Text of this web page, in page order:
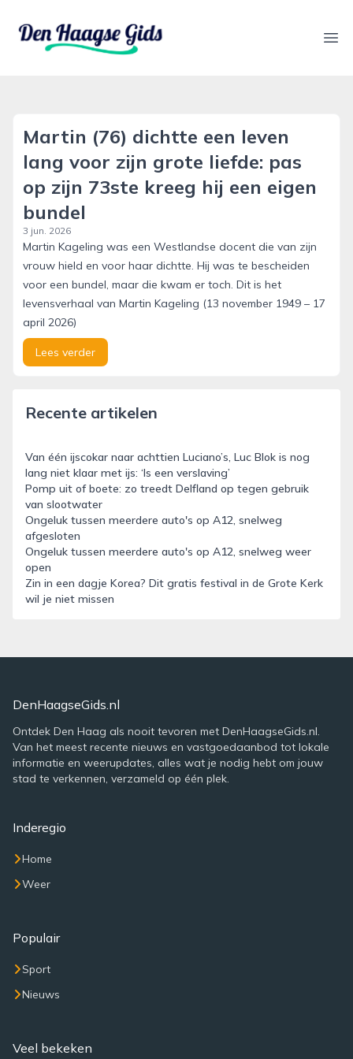
denhaagsegids.nl
Martin (76) dichtte een leven
lang voor zijn grote liefde: pas
op zijn 73ste kreeg hij een eigen
bundel
3 jun. 2026
Martin Kageling was een Westlandse docent die van zijn
vrouw hield en voor haar dichtte. Hij was te bescheiden
voor een bundel, maar die kwam er toch. Dit is het
levensverhaal van Martin Kageling (13 november 1949 – 17
april 2026)
Lees verder
Recente artikelen
Van één ijscokar naar achttien Luciano’s, Luc Blok is nog
lang niet klaar met ijs: ‘Is een verslaving’
Pomp uit of boete: zo treedt Delfland op tegen gebruik
van slootwater
Ongeluk tussen meerdere auto's op A12, snelweg
afgesloten
Ongeluk tussen meerdere auto's op A12, snelweg weer
open
Zin in een dagje Korea? Dit gratis festival in de Grote Kerk
wil je niet missen
DenHaagseGids.nl
Ontdek Den Haag als nooit tevoren met DenHaagseGids.nl.
Van het meest recente nieuws en vastgoedaanbod tot lokale
informatie en weerupdates, alles wat je nodig hebt om jouw
stad te verkennen, verzameld op één plek.
Inderegio
Home
Weer
Populair
Sport
Nieuws
Veel bekeken